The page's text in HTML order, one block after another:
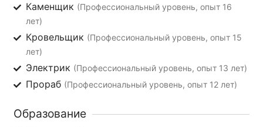
Каменщик (Профессиональный уровень, опыт 16
лет)
Кровельщик (Профессиональный уровень, опыт 15
лет)
Электрик (Профессиональный уровень, опыт 13 лет)
Прораб (Профессиональный уровень, опыт 12 лет)
Образование